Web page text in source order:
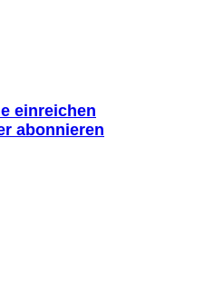
einreichen
abonnieren